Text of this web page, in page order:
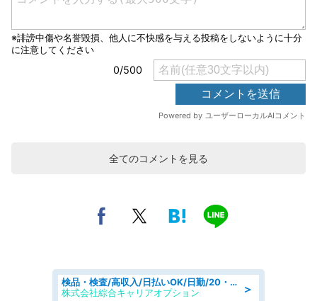
全てのコメントを見る
＞
検品・検査/高収入/日払いOK/日勤/20・30・40代活躍中/製造 工場
株式会社綜合キャリアオプション